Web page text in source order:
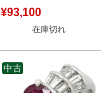
¥93,100
在庫切れ
中古